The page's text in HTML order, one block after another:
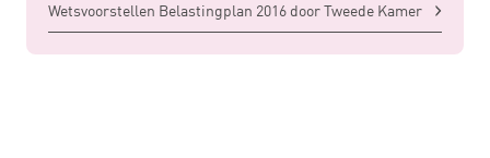
Wetsvoorstellen Belastingplan 2016 door Tweede Kamer